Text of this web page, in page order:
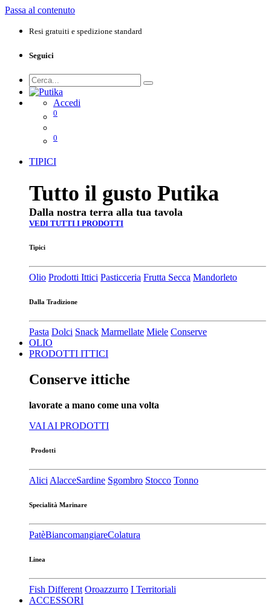
Passa al contenuto
Resi gratuiti e spedizione standard
Seguici
Accedi
0
0
TIPICI
Tutto il gusto Putika
Dalla nostra terra alla tua tavola
VEDI TUTTI I PRODOTTI
Tipici
Olio Prodotti Ittici Pasticceria Frutta Secca Mandorleto
Dalla Tradizione
Pasta Dolci Snack Marmellate Miele Conserve
OLIO
PRODOTTI ITTICI
Conserve ittiche
lavorate a mano come una volta
VAI AI PRODOTTI
Prodotti
Alici AlacceSardine Sgombro Stocco Tonno
Specialità Marinare
Patè​BiancomangiareColatura
Linea
Fish Different Oroazzurro I Territoriali
ACCESSORI